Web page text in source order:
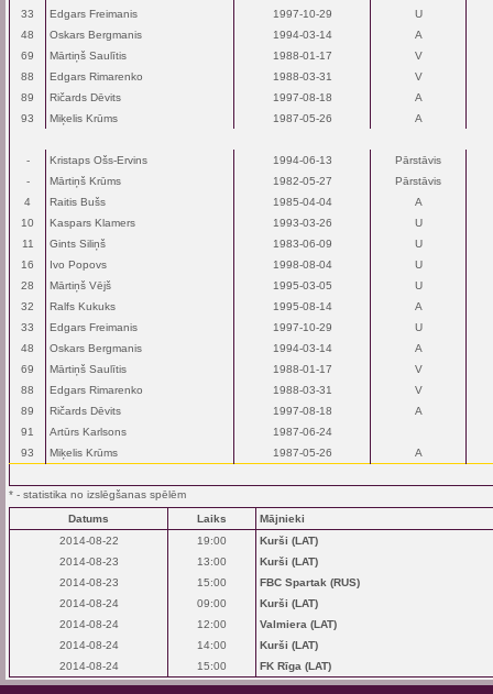
33
Edgars Freimanis 1997-10-29
U
48
Oskars Bergmanis 1994-03-14
A
69
Mārtiņš Saulītis 1988-01-17
V
88
Edgars Rimarenko 1988-03-31
V
89
Ričards Dēvits 1997-08-18
A
93
Miķelis Krūms 1987-05-26 A
- Kristaps Ošs-Ervins 1994-06-13
Pārstāvis
-
Mārtiņš Krūms 1982-05-27
Pārstāvis
4
Raitis Bušs 1985-04-04
A
10
Kaspars Klamers 1993-03-26
U
11
Gints Siliņš 1983-06-09
U
16
Ivo Popovs 1998-08-04
U
28
Mārtiņš Vējš 1995-03-05
U
32
Ralfs Kukuks 1995-08-14
A
33
Edgars Freimanis 1997-10-29
U
48
Oskars Bergmanis 1994-03-14
A
69
Mārtiņš Saulītis 1988-01-17
V
88
Edgars Rimarenko 1988-03-31
V
89
Ričards Dēvits 1997-08-18
A
91
Artūrs Karlsons
1987-06-24
93
Miķelis Krūms 1987-05-26 A
* - statistika no izslēgšanas spēlēm
Datums
Laiks
Mājnieki
2014-08-22
19:00
Kurši (LAT)
2014-08-23
13:00
Kurši (LAT)
2014-08-23
15:00
FBC Spartak (RUS)
2014-08-24
09:00
Kurši (LAT)
2014-08-24
12:00
Valmiera (LAT)
2014-08-24
14:00
Kurši (LAT)
2014-08-24
15:00 FK Rīga (LAT)